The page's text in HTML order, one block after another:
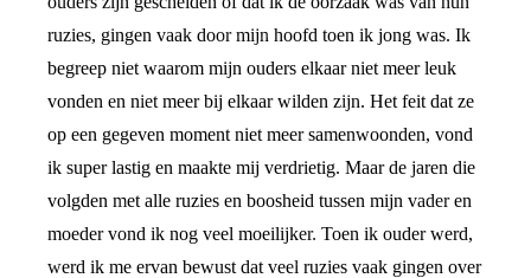
ruzies, gingen vaak door mijn hoofd toen ik jong was. Ik
begreep niet waarom mijn ouders elkaar niet meer leuk
vonden en niet meer bij elkaar wilden zijn. Het feit dat ze
op een gegeven moment niet meer samenwoonden, vond
ik super lastig en maakte mij verdrietig. Maar de jaren die
volgden met alle ruzies en boosheid tussen mijn vader en
moeder vond ik nog veel moeilijker. Toen ik ouder werd,
werd ik me ervan bewust dat veel ruzies vaak gingen over